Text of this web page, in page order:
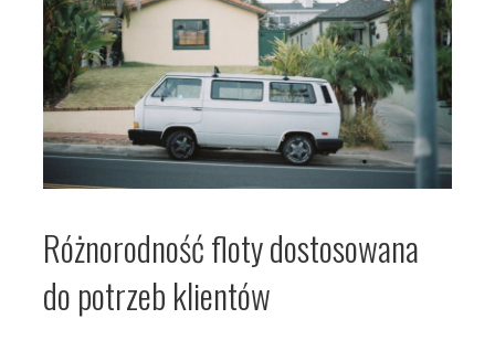
Różnorodność floty dostosowana
do potrzeb klientów